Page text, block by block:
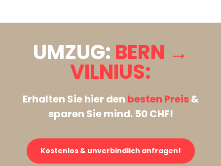
UMZUG: BERN →
VILNIUS:
Erhalten Sie hier den besten Preis&
sparen Sie mind. 50 CHF!
Kostenlos & unverbindlich anfragen!